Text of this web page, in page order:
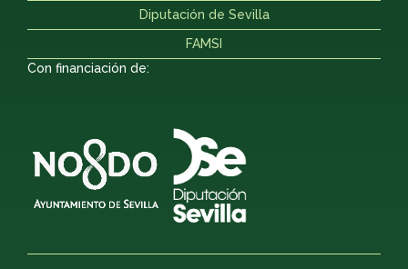
Diputación de Sevilla
FAMSI
Con financiación de: